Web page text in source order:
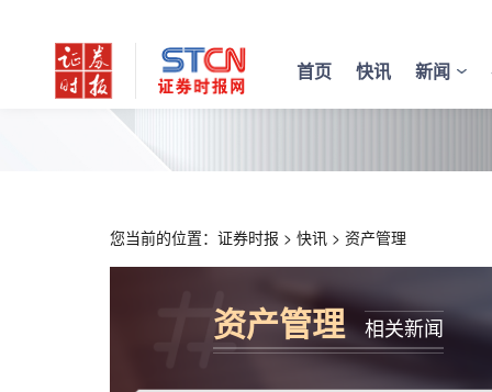
首页 快讯 新闻
您当前的位置： 证券时报 > 快讯 > 资产管理
资产管理 相关新闻